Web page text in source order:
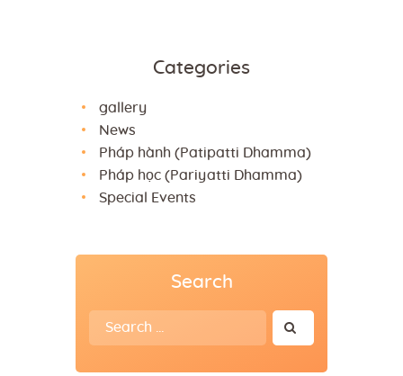
Categories
gallery
News
Pháp hành (Patipatti Dhamma)
Pháp học (Pariyatti Dhamma)
Special Events
Search
Search
for: